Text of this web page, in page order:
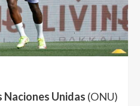
Naciones Unidas (ONU)